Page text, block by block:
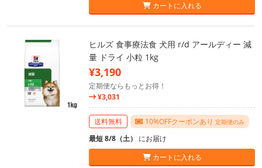
カートに入れる
ヒルズ 食事療法食 犬用 r/d アールディー 減
量 ドライ 小粒 1kg
¥3,190
定期便ならもっとお得！
¥3,031
送料無料 10%OFFクーポンあり 定期便のみ
最短 8/8（土） にお届け
カートに入れる